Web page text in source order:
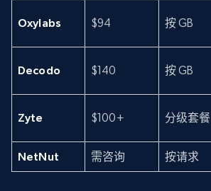
Oxylabs $94 按 GB
Decodo $140 按 GB
Zyte $100+ 分级套餐
NetNut 需咨询 按请求